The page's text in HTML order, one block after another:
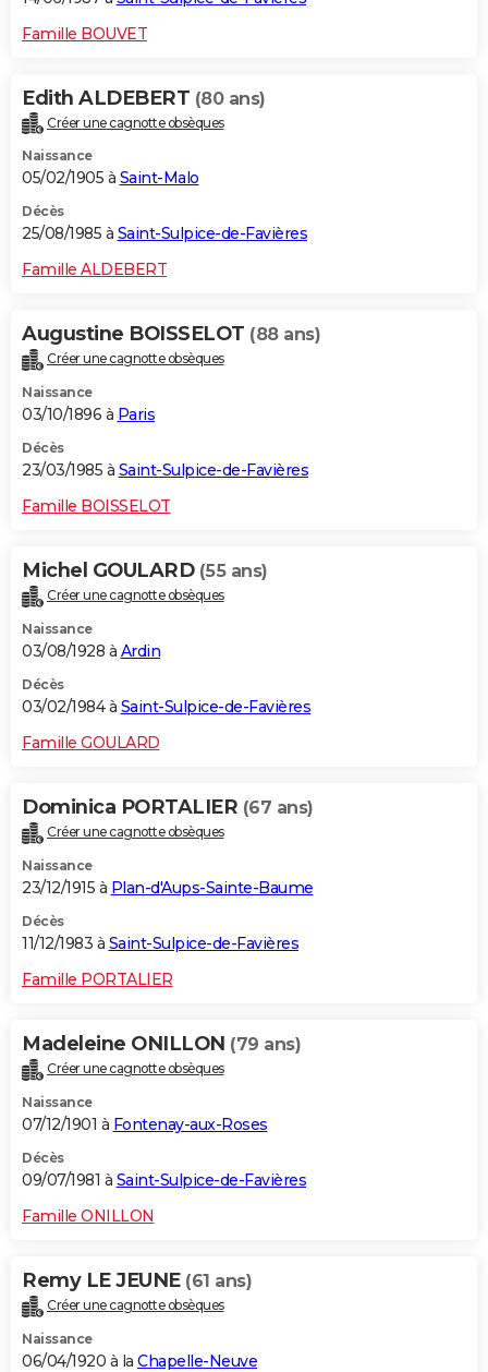
Famille BOUVET
Edith ALDEBERT (80 ans)
Créer une cagnotte obsèques
Naissance
05/02/1905 à Saint-Malo
Décès
25/08/1985 à Saint-Sulpice-de-Favières
Famille ALDEBERT
Augustine BOISSELOT (88 ans)
Créer une cagnotte obsèques
Naissance
03/10/1896 à Paris
Décès
23/03/1985 à Saint-Sulpice-de-Favières
Famille BOISSELOT
Michel GOULARD (55 ans)
Créer une cagnotte obsèques
Naissance
03/08/1928 à Ardin
Décès
03/02/1984 à Saint-Sulpice-de-Favières
Famille GOULARD
Dominica PORTALIER (67 ans)
Créer une cagnotte obsèques
Naissance
23/12/1915 à Plan-d'Aups-Sainte-Baume
Décès
11/12/1983 à Saint-Sulpice-de-Favières
Famille PORTALIER
Madeleine ONILLON (79 ans)
Créer une cagnotte obsèques
Naissance
07/12/1901 à Fontenay-aux-Roses
Décès
09/07/1981 à Saint-Sulpice-de-Favières
Famille ONILLON
Remy LE JEUNE (61 ans)
Créer une cagnotte obsèques
Naissance
06/04/1920 à la Chapelle-Neuve